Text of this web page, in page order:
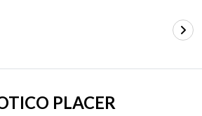
PLACER